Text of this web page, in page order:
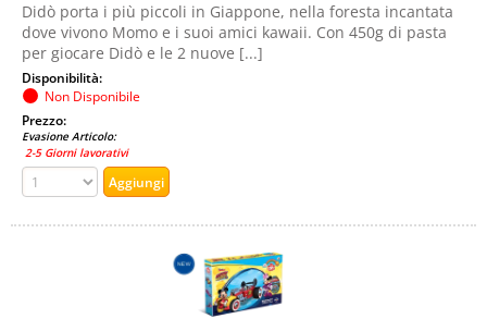
Didò porta i più piccoli in Giappone, nella foresta incantata
dove vivono Momo e i suoi amici kawaii. Con 450g di pasta
per giocare Didò e le 2 nuove [...]
Disponibilità:
Non Disponibile
Prezzo:
Evasione Articolo:
2-5 Giorni lavorativi